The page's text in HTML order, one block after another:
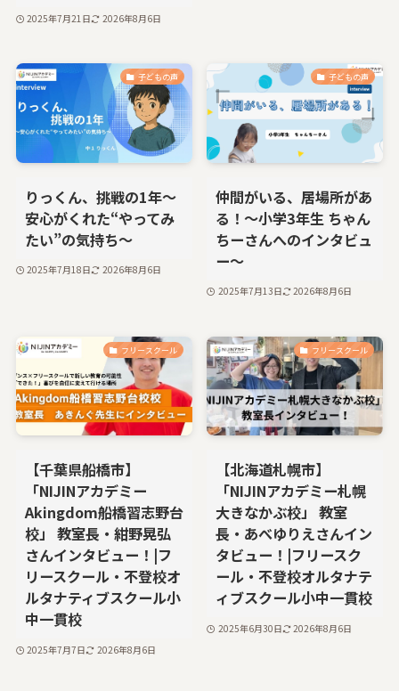
2025年7月21日 2026年8月6日
子どもの声
りっくん、挑戦の1年〜
安心がくれた“やってみ
たい”の気持ち〜
2025年7月18日 2026年8月6日
子どもの声
仲間がいる、居場所があ
る！～小学3年生 ちゃん
ちーさんへのインタビュ
ー～
2025年7月13日 2026年8月6日
フリースクール
【千葉県船橋市】
「NIJINアカデミー
Akingdom船橋習志野台
校」 教室長・紺野晃弘
さんインタビュー！|フ
リースクール・不登校オ
ルタナティブスクール小
中一貫校
2025年7月7日 2026年8月6日
フリースクール
【北海道札幌市】
「NIJINアカデミー札幌
大きなかぶ校」 教室
長・あべゆりえさんイン
タビュー！|フリースク
ール・不登校オルタナテ
ィブスクール小中一貫校
2025年6月30日 2026年8月6日